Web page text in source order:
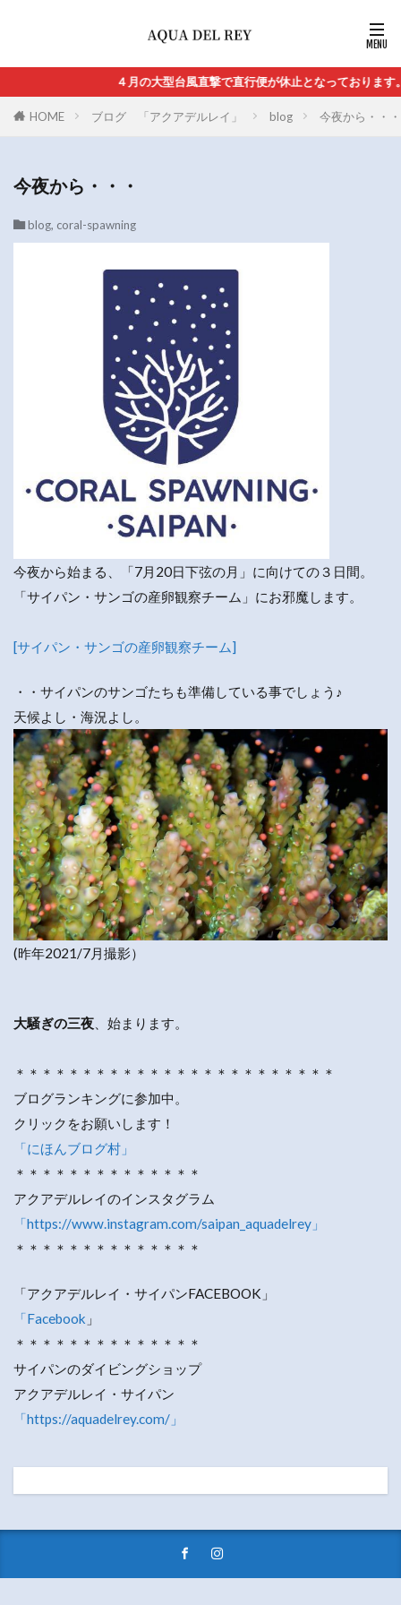
４月の大型台風直撃で直行便が休止となっております
HOME ブログ 「アクアデルレイ」 blog 今夜から・・・
今夜から・・・
blog, coral-spawning
今夜から始まる、「7月20日下弦の月」に向けての３日間。
「サイパン・サンゴの産卵観察チーム」にお邪魔します。
[サイパン・サンゴの産卵観察チーム]
・・サイパンのサンゴたちも準備している事でしょう♪
天候よし・海況よし。
(昨年2021/7月撮影）
大騒ぎの三夜 、始まります。
＊＊＊＊＊＊＊＊＊＊＊＊＊＊＊＊＊＊＊＊＊＊＊＊
ブログランキングに参加中。
クリックをお願いします！
「にほんブログ村」
＊＊＊＊＊＊＊＊＊＊＊＊＊＊
アクアデルレイのインスタグラム
「https://www.instagram.com/saipan_aquadelrey」
＊＊＊＊＊＊＊＊＊＊＊＊＊＊
「アクアデルレイ・サイパンFACEBOOK」
「Facebook 」
＊＊＊＊＊＊＊＊＊＊＊＊＊＊
サイパンのダイビングショップ
アクアデルレイ・サイパン
「https://aquadelrey.com/」